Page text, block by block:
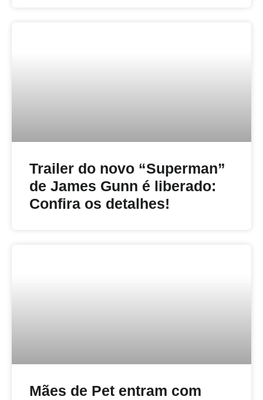
Trailer do novo “Superman”
de James Gunn é liberado:
Confira os detalhes!
Mães de Pet entram com